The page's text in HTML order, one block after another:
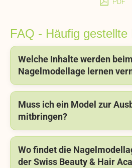
PDF
FAQ - Häufig gestellte
Welche Inhalte werden beim
Nagelmodellage lernen
Muss ich ein Model zur
mitbringen?
Wo findet die
der Swiss Beauty & Hair